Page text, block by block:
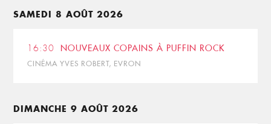
SAMEDI 8 AOÛT 2026
16:30 NOUVEAUX COPAINS À PUFFIN ROCK
CINÉMA YVES ROBERT, EVRON
DIMANCHE 9 AOÛT 2026